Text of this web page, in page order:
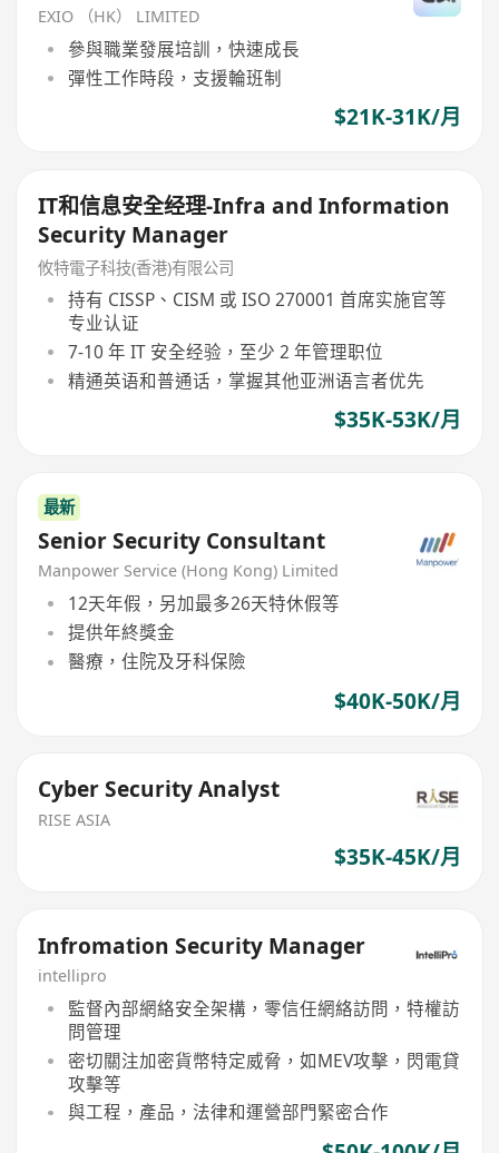
EXIO （HK） LIMITED
參與職業發展培訓，快速成長
彈性工作時段，支援輪班制
$21K-31K/月
IT和信息安全经理-Infra and Information
Security Manager
攸特電子科技(香港)有限公司
持有 CISSP、CISM 或 ISO 270001 首席实施官等
专业认证
7-10 年 IT 安全经验，至少 2 年管理职位
精通英语和普通话，掌握其他亚洲语言者优先
$35K-53K/月
最新
Senior Security Consultant
Manpower Service (Hong Kong) Limited
12天年假，另加最多26天特休假等
提供年終獎金
醫療，住院及牙科保險
$40K-50K/月
Cyber Security Analyst
RISE ASIA
$35K-45K/月
Infromation Security Manager
intellipro
監督內部網絡安全架構，零信任網絡訪問，特權訪
問管理
密切關注加密貨幣特定威脅，如MEV攻擊，閃電貸
攻擊等
與工程，產品，法律和運營部門緊密合作